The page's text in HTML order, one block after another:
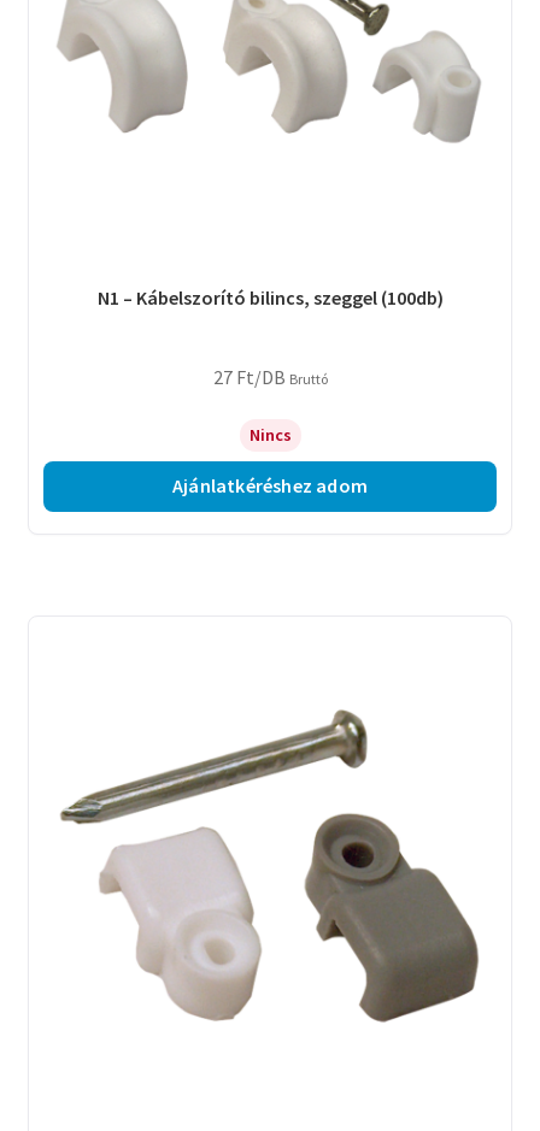
N1 – Kábelszorító bilincs, szeggel (100db)
27 Ft/DB Bruttó
Nincs
Ajánlatkéréshez adom